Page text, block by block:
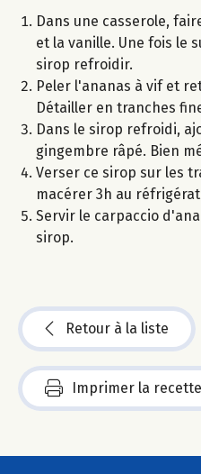
Dans une casserole,
et la vanille. Une fois le
sirop refroidir.
Peler l'ananas à vif et
Détailler en tranches
Dans le sirop refroidi,
gingembre râpé. Bien
Verser ce sirop sur les
macérer 3h au
Servir le carpaccio
sirop.
Retour à la liste
Imprimer la recette